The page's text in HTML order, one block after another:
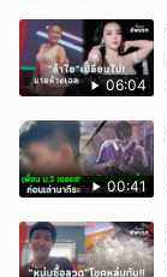
06:04
00:41